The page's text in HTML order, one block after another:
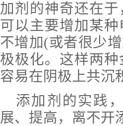
加剂的神奇还在于
可以主要增加某
不增加(或者很少
极极化。这样两
容易在阴极上共沉
添加剂的实践
展、提高，离不开